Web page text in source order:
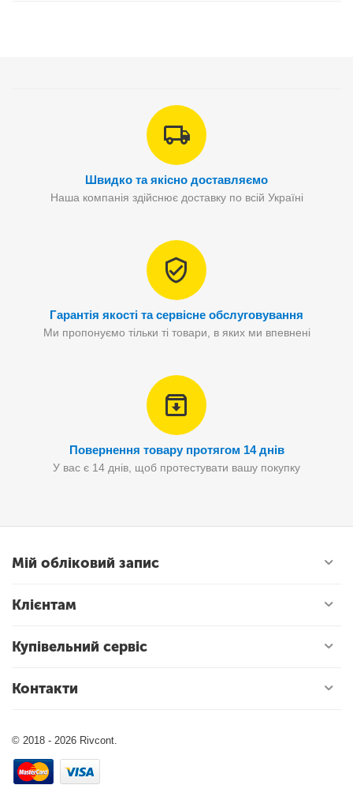
Швидко та якісно доставляємо
Наша компанія здійснює доставку по всій Україні
Гарантія якості та сервісне обслуговування
Ми пропонуємо тільки ті товари, в яких ми впевнені
Повернення товару протягом 14 днів
У вас є 14 днів, щоб протестувати вашу покупку
Мій обліковий запис
Клієнтам
Купівельний сервіс
Контакти
© 2018 - 2026 Rivcont.